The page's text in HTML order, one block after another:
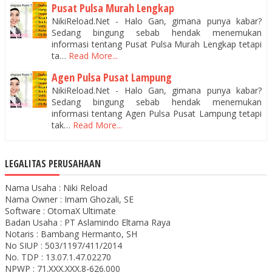
Pusat Pulsa Murah Lengkap
NikiReload.Net - Halo Gan, gimana punya kabar?
Sedang bingung sebab hendak menemukan
informasi tentang Pusat Pulsa Murah Lengkap tetapi
ta… Read More...
Agen Pulsa Pusat Lampung
NikiReload.Net - Halo Gan, gimana punya kabar?
Sedang bingung sebab hendak menemukan
informasi tentang Agen Pulsa Pusat Lampung tetapi
tak… Read More...
LEGALITAS PERUSAHAAN
Nama Usaha : Niki Reload
Nama Owner : Imam Ghozali, SE
Software : OtomaX Ultimate
Badan Usaha : PT Aslamindo Eltama Raya
Notaris : Bambang Hermanto, SH
No SIUP : 503/1197/411/2014
No. TDP : 13.07.1.47.02270
NPWP : 71.XXX.XXX.8-626.000